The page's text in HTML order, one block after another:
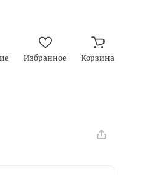
Избранное Корзина